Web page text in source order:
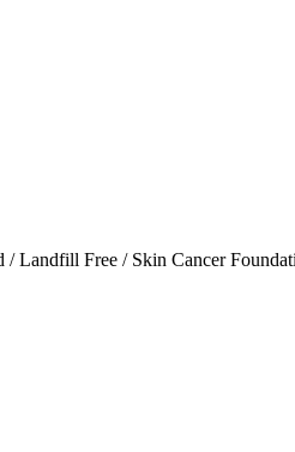
Landfill Free / Skin Cancer